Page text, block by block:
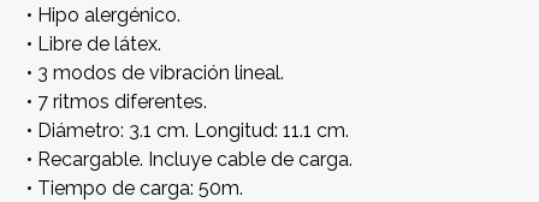
• Hipo alergénico.
• Libre de látex.
• 3 modos de vibración lineal.
• 7 ritmos diferentes.
• Diámetro: 3.1 cm. Longitud: 11.1 cm.
• Recargable. Incluye cable de carga.
• Tiempo de carga: 50m.